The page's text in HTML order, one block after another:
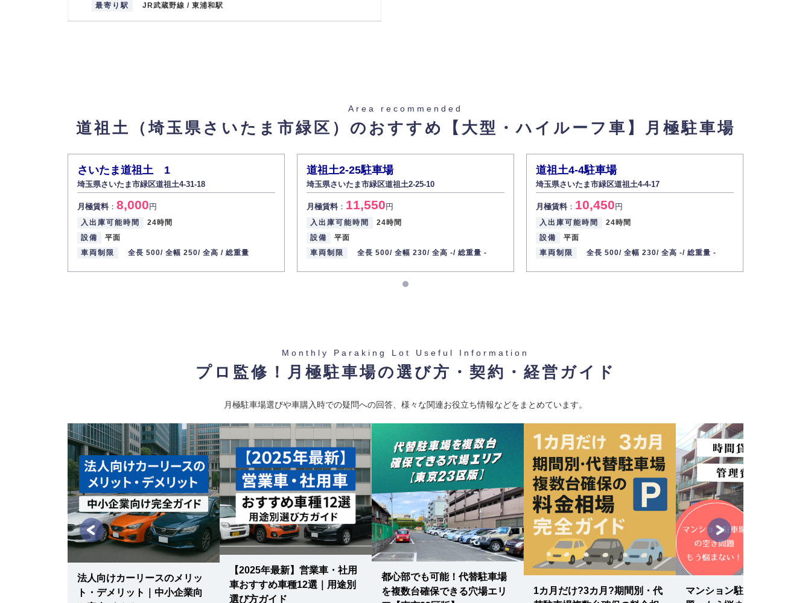
最寄り駅
JR武蔵野線 / 東浦和駅
Area recommended
道祖土（埼玉県さいたま市緑区）のおすすめ 【大型・ハイルーフ車】月極駐車場
さいたま道祖土 1
埼玉県さいたま市緑区道祖土4-31-18
月極賃料： 8,000円
入出庫可能時間
24時間
設備
平面
車両制限
全長 500/ 全幅 250/ 全高 / 総重量
道祖土2-25駐車場
埼玉県さいたま市緑区道祖土2-25-10
月極賃料： 11,550円
入出庫可能時間
24時間
設備
平面
車両制限
全長 500/ 全幅 230/ 全高 -/ 総重量 -
道祖土4-4駐車場
埼玉県さいたま市緑区道祖土4-4-17
月極賃料： 10,450円
入出庫可能時間
24時間
設備
平面
車両制限
全長 500/ 全幅 230/ 全高 -/ 総重量 -
Monthly Paraking Lot Useful Information
プロ監修！月極駐車場の選び方・契約・経営ガイド
月極駐車場選びや車購入時での疑問への回答、様々な関連お役立ち情報などをまとめています。
法人向けカーリースのメリッ
ト・デメリット｜中小企業向
【2025年最新】営業車・社用
車おすすめ車種12選｜用途別
選び方ガイド
都心部でも可能！代替駐車場
を複数台確保できる穴場エリ
1カ月だけ?3カ月?期間別・代
マンション駐車場の空き問